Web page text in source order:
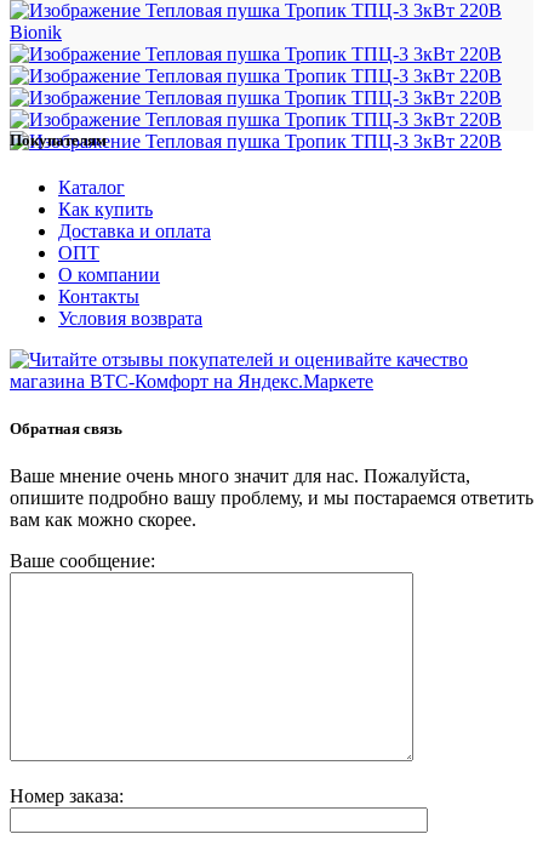
Bionik
Покупателям
Каталог
Как купить
Доставка и оплата
ОПТ
О компании
Контакты
Условия возврата
Обратная связь
Ваше мнение очень много значит для нас. Пожалуйста,
опишите подробно вашу проблему, и мы постараемся ответить
вам как можно скорее.
Ваше сообщение:
Номер заказа: